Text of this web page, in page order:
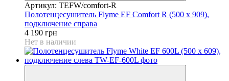
Артикул: TEFW/comfort-R
Полотенцесушитель Flyme EF Comfort R (500 х 909),
подключение справа
4 190 грн
Нет в наличии